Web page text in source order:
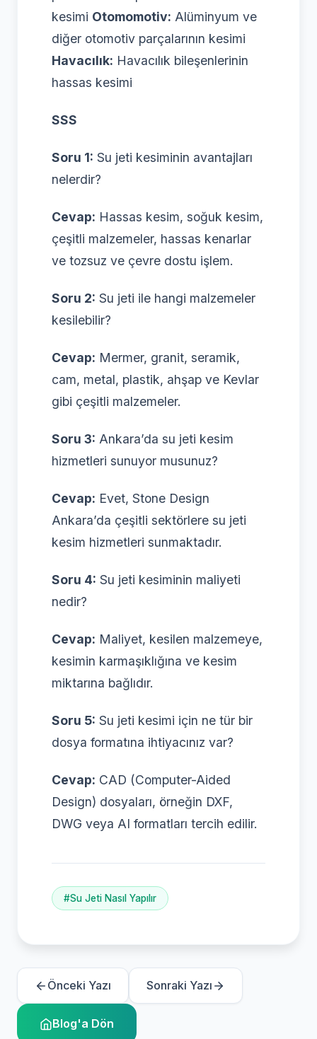
kesimi Otomomotiv: Alüminyum ve
diğer otomotiv parçalarının kesimi
Havacılık: Havacılık bileşenlerinin
hassas kesimi
SSS
Soru 1: Su jeti kesiminin avantajları
nelerdir?
Cevap: Hassas kesim, soğuk kesim,
çeşitli malzemeler, hassas kenarlar
ve tozsuz ve çevre dostu işlem.
Soru 2: Su jeti ile hangi malzemeler
kesilebilir?
Cevap: Mermer, granit, seramik,
cam, metal, plastik, ahşap ve Kevlar
gibi çeşitli malzemeler.
Soru 3: Ankara’da su jeti kesim
hizmetleri sunuyor musunuz?
Cevap: Evet, Stone Design
Ankara’da çeşitli sektörlere su jeti
kesim hizmetleri sunmaktadır.
Soru 4: Su jeti kesiminin maliyeti
nedir?
Cevap: Maliyet, kesilen malzemeye,
kesimin karmaşıklığına ve kesim
miktarına bağlıdır.
Soru 5: Su jeti kesimi için ne tür bir
dosya formatına ihtiyacınız var?
Cevap: CAD (Computer-Aided
Design) dosyaları, örneğin DXF,
DWG veya AI formatları tercih edilir.
#Su Jeti Nasıl Yapılır
Önceki Yazı Sonraki Yazı
Blog'a Dön